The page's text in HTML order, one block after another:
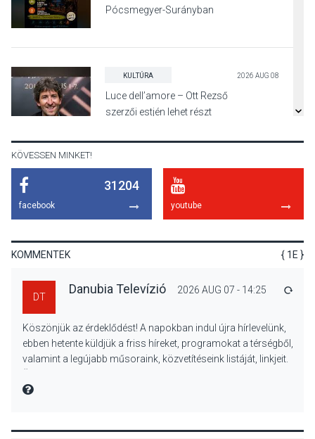
Pócsmegyer-Surányban
KULTÚRA 2026 AUG 08
Luce dell’amore – Ott Rezső
szerzői estjén lehet részt
Felhívás a gyermekek
hőségben
Reneszánsz dallamok
csendülnek fel a visegrádi
Királyi Palota
KULTÚRA 2026 AUG 07
KÖVESSEN MINKET!
31204
facebook youtube
KOMMENTEK { 1E }
DT
Danubia Televízió 2026 AUG 07 - 14:25
Köszönjük az érdeklődést! A napokban indul újra hírlevelünk,
ebben hetente küldjük a friss híreket, programokat a térségből,
valamint a legújabb műsoraink, közvetítéseink listáját, linkjeit.
MIRE MONDTA